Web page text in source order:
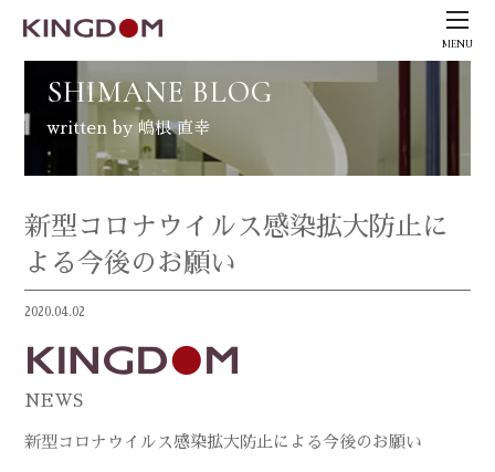
MENU
SHIMANE BLOG
written by 嶋根 直幸
新型コロナウイルス感染拡大防止に
よる今後のお願い
2020.04.02
NEWS
新型コロナウイルス感染拡大防止による今後のお願い